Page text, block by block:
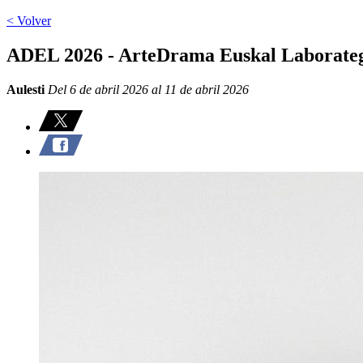
< Volver
ADEL 2026 - ArteDrama Euskal
Aulesti Del 6 de abril 2026 al 11 de abril 2026